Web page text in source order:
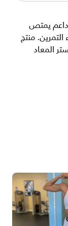
يمتص
التمرين. منتج
المعاد